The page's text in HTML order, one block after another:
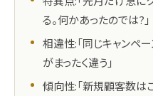
る。何かあったのでは?」
相違性:「同じキャンペ
がまったく違う」
傾向性:「新規顧客数は